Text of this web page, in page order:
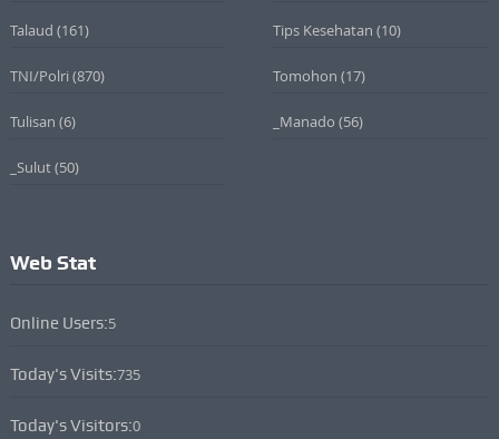
Talaud (161) Tips Kesehatan (10)
TNI/Polri (870) Tomohon (17)
Tulisan (6) _Manado (56)
_Sulut(50)
Web Stat
Online Users:5
Today's Visits:735
Today's Visitors:0